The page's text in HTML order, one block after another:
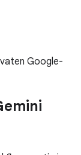
Google-